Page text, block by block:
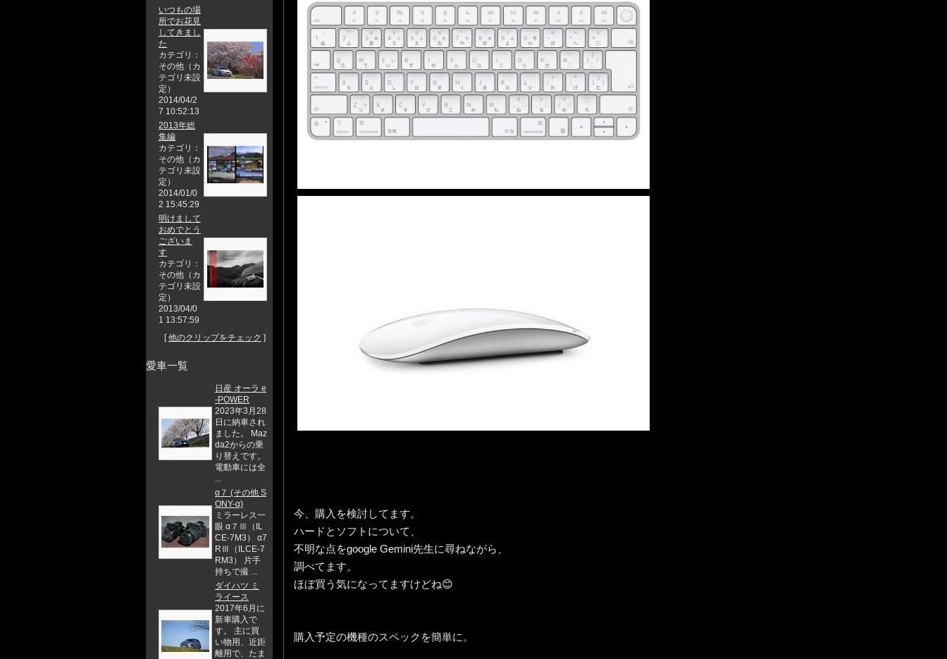
今、購入を検討してます。
ハードとソフトについて、
不明な点をgoogle Gemini先生に尋ねながら、
調べてます。
ほぼ買う気になってますけどね😊
購入予定の機種のスペックを簡単に。
いつもの場
所でお花見
してきまし
た
カテゴリ：
その他（カ
テゴリ未設
定）
2014/04/2
7 10:52:13
2013年総
集編
カテゴリ：
その他（カ
テゴリ未設
定）
2014/01/0
2 15:45:29
明けまして
おめでとう
ございま
す
カテゴリ：
その他（カ
テゴリ未設
定）
2013/04/0
1 13:57:59
[他のクリップをチェック ]
愛車一覧
日産 オーラ e
-POWER
2023年3月28
日に納車され
ました。 Maz
da2からの乗
り替えです。
電動車には全
...
α７ (その他 S
ONY-α)
ミラーレス一
眼 α７Ⅲ（IL
CE-7M3） α7
RⅢ（ILCE-7
RM3） 片手
持ちで撮 ...
ダイハツ ミ
ライース
2017年6月に
新車購入で
す。 主に買
い物用、近距
離用で、たま